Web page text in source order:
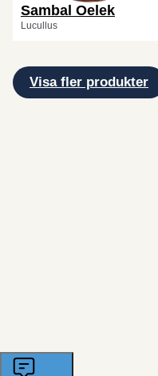
Sambal Oelek
Lucullus
Visa fler produkter